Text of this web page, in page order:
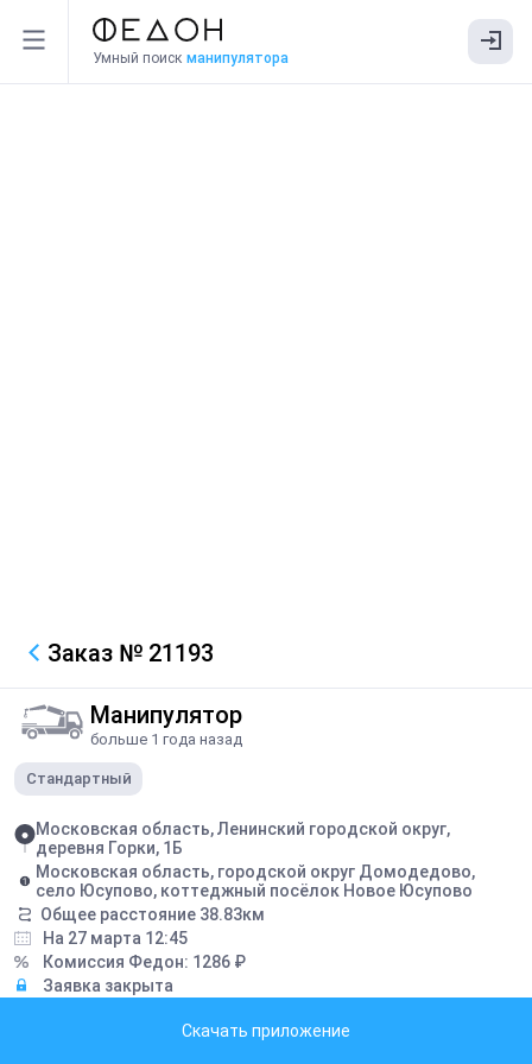
Умный поиск манипулятора
Заказ № 21193
Манипулятор
больше 1 года назад
Стандартный
Московская область, Ленинский городской округ,
деревня Горки, 1Б
Московская область, городской округ Домодедово,
село Юсупово, коттеджный посёлок Новое Юсупово
Общее расстояние 38.83км
На 27 марта 12:45
Комиссия Федон: 1286 ₽
Заявка закрыта
Грузоподъемность борта:5 тонн
Скачать приложение